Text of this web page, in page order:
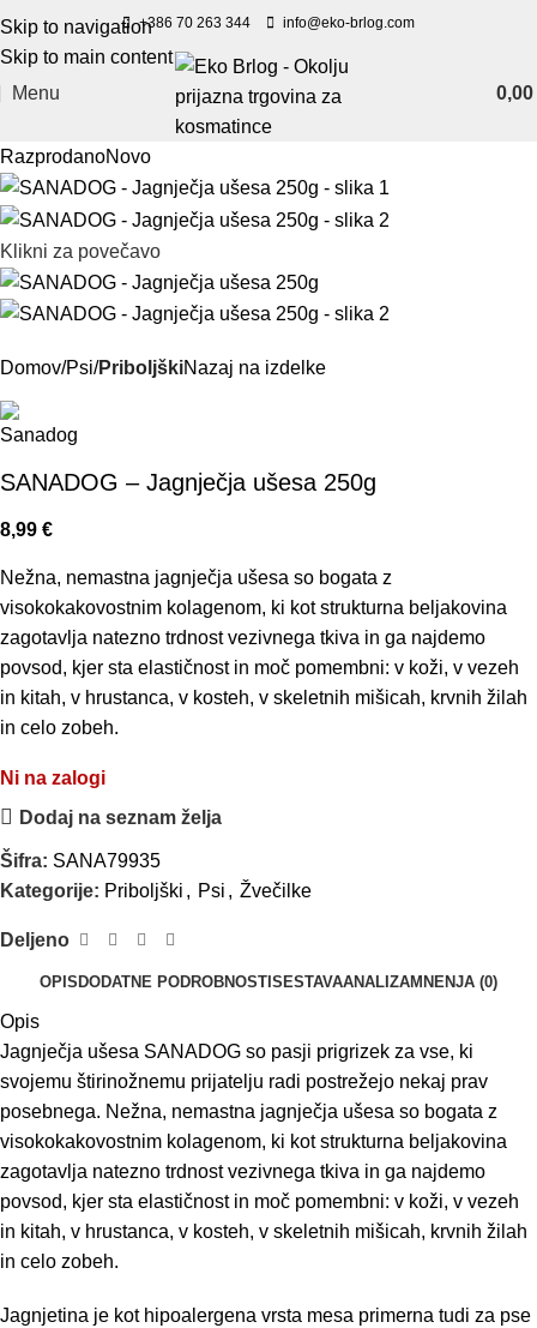
Skip to navigation
Skip to main content
+386 70 263 344 info@eko-brlog.com
Menu 0,00
RazprodanoNovo
Klikni za povečavo
Domov Psi PriboljškiNazaj na izdelke
SANADOG – Jagnječja ušesa 250g
8,99 €
Nežna, nemastna jagnječja ušesa so bogata z
visokokakovostnim kolagenom, ki kot strukturna beljakovina
zagotavlja natezno trdnost vezivnega tkiva in ga najdemo
povsod, kjer sta elastičnost in moč pomembni: v koži, v vezeh
in kitah, v hrustanca, v kosteh, v skeletnih mišicah, krvnih žilah
in celo zobeh.
Ni na zalogi
Dodaj na seznam želja
Šifra: SANA79935
Kategorije: Priboljški , Psi , Žvečilke
Deljeno
OPIS DODATNE PODROBNOSTI SESTAVAANALIZAMNENJA (0)
Opis
Jagnječja ušesa SANADOG so pasji prigrizek za vse, ki
svojemu štirinožnemu prijatelju radi postrežejo nekaj prav
posebnega. Nežna, nemastna jagnječja ušesa so bogata z
visokokakovostnim kolagenom, ki kot strukturna beljakovina
zagotavlja natezno trdnost vezivnega tkiva in ga najdemo
povsod, kjer sta elastičnost in moč pomembni: v koži, v vezeh
in kitah, v hrustanca, v kosteh, v skeletnih mišicah, krvnih žilah
in celo zobeh.
Jagnjetina je kot hipoalergena vrsta mesa primerna tudi za pse